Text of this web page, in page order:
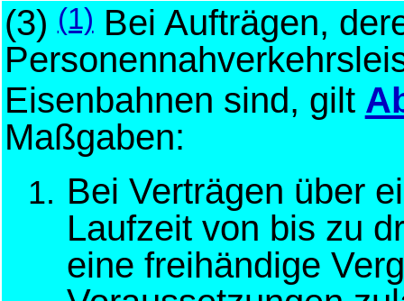
(3)(1)Bei Aufträgen,
Eisenbahnen sind, gilt
Maßgaben:
Bei Verträgen über
Laufzeit von bis zu
eine freihändige